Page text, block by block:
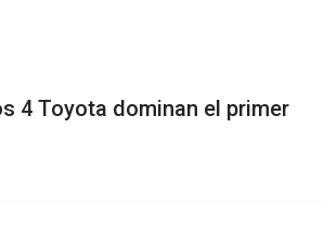
4 Toyota dominan el primer